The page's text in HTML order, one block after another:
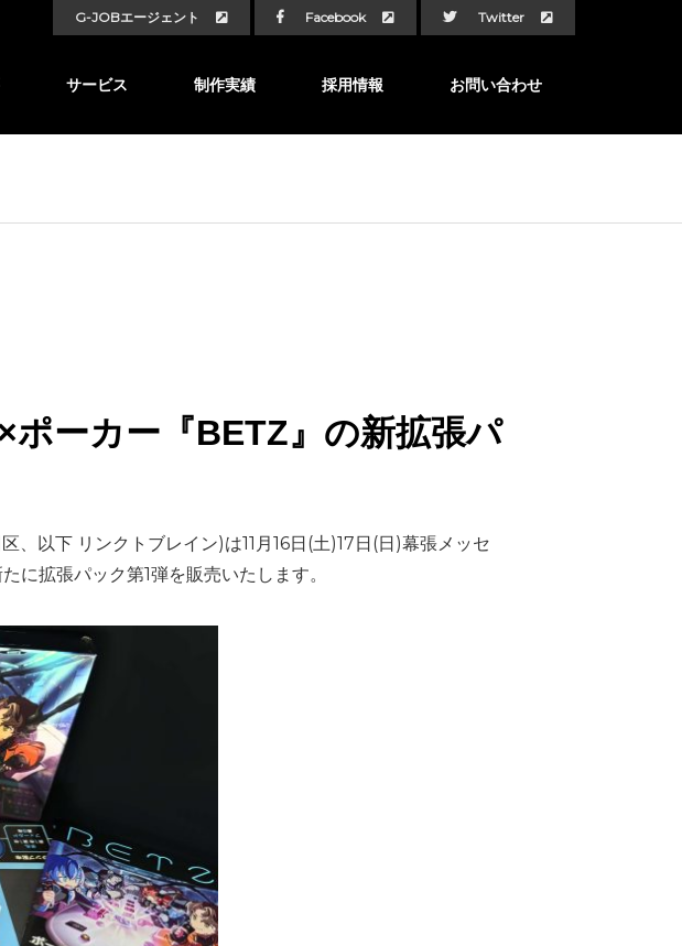
G-JOBエージェント Facebook Twitter
サービス 制作実績 採用情報 お問い合わせ
ーカー『BETZ』の新拡張パ
以下 リンクトブレイン)は11月16日(土)17日(日)幕張メッセ
拡張パック第1弾を販売いたします。